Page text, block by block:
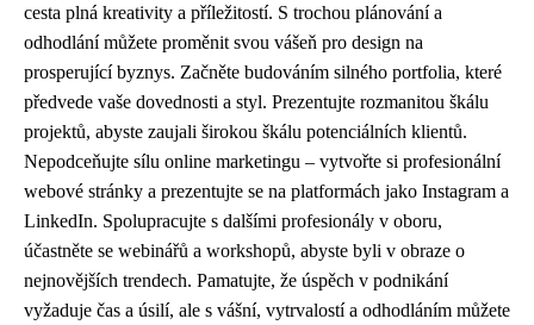
cesta plná kreativity a příležitostí. S trochou plánování a
odhodlání můžete proměnit svou vášeň pro design na
prosperující byznys. Začněte budováním silného portfolia, které
předvede vaše dovednosti a styl. Prezentujte rozmanitou škálu
projektů, abyste zaujali širokou škálu potenciálních klientů.
Nepodceňujte sílu online marketingu – vytvořte si profesionální
webové stránky a prezentujte se na platformách jako Instagram a
LinkedIn. Spolupracujte s dalšími profesionály v oboru,
účastněte se webinářů a workshopů, abyste byli v obraze o
nejnovějších trendech. Pamatujte, že úspěch v podnikání
vyžaduje čas a úsilí, ale s vášní, vytrvalostí a odhodláním můžete